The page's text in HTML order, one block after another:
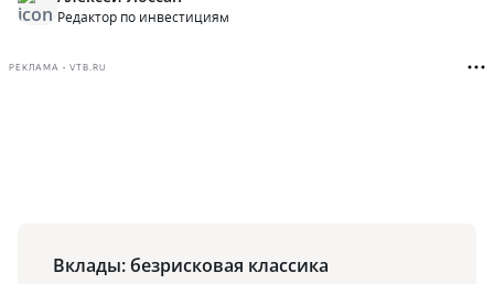
Редактор по инвестициям
РЕКЛАМА • VTB.RU
Вклады: безрисковая классика